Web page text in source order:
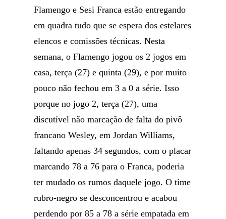
Flamengo e Sesi Franca estão entregando
em quadra tudo que se espera dos estelares
elencos e comissões técnicas. Nesta
semana, o Flamengo jogou os 2 jogos em
casa, terça (27) e quinta (29), e por muito
pouco não fechou em 3 a 0 a série. Isso
porque no jogo 2, terça (27), uma
discutível não marcação de falta do pivô
francano Wesley, em Jordan Williams,
faltando apenas 34 segundos, com o placar
marcando 78 a 76 para o Franca, poderia
ter mudado os rumos daquele jogo. O time
rubro-negro se desconcentrou e acabou
perdendo por 85 a 78 a série empatada em